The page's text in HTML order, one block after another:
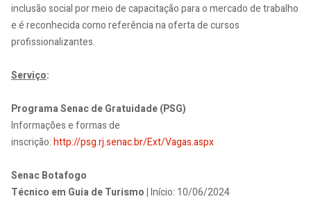
inclusão social por meio de capacitação para o mercado de trabalho
e é reconhecida como referência na oferta de cursos
profissionalizantes.
Serviço:
Programa Senac de Gratuidade (PSG)
Informações e formas de
inscrição:http://psg.rj.senac.br/Ext/Vagas.aspx
Senac Botafogo
Técnico em Guia de Turismo |Início: 10/06/2024